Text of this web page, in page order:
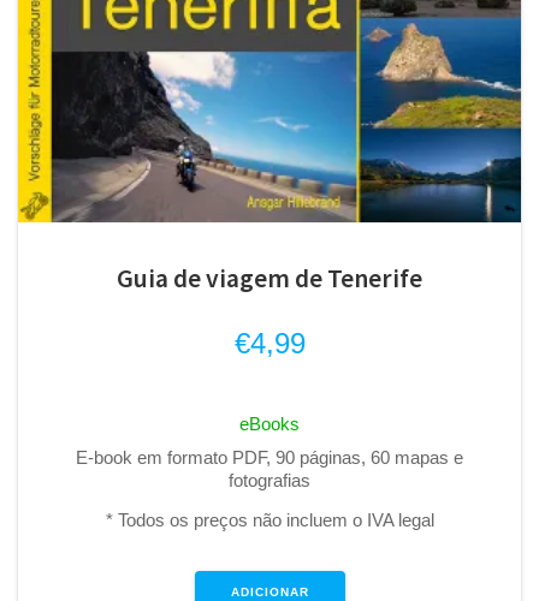
Guia de viagem de Tenerife
€4,99
eBooks
E-book em formato PDF, 90 páginas, 60 mapas e
fotografias
* Todos os preços não incluem o IVA legal
ADICIONAR